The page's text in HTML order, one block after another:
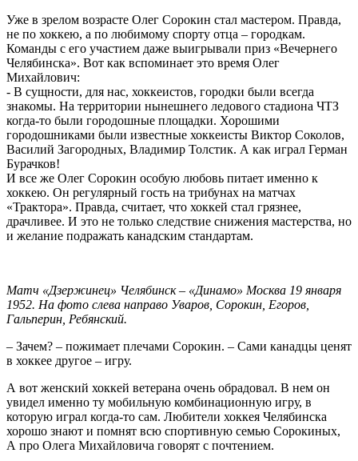
Уже в зрелом возрасте Олег Сорокин стал мастером. Правда,
не по хоккею, а по любимому спорту отца – городкам.
Команды с его участием даже выигрывали приз «Вечернего
Челябинска». Вот как вспоминает это время Олег
Михайлович:
- В сущности, для нас, хоккеистов, городки были всегда
знакомы. На территории нынешнего ледового стадиона ЧТЗ
когда-то были городошные площадки. Хорошими
городошниками были известные хоккеисты Виктор Соколов,
Василий Загородных, Владимир Толстик. А как играл Герман
Бурачков!
И все же Олег Сорокин особую любовь питает именно к
хоккею. Он регулярный гость на трибунах на матчах
«Трактора». Правда, считает, что хоккей стал грязнее,
драчливее. И это не только следствие снижения мастерства, но
и желание подражать канадским стандартам.
Матч «Дзержинец» Челябинск – «Динамо» Москва 19 января
1952. На фото слева направо Уваров, Сорокин, Егоров,
Гальперин, Ребянский.
– Зачем? – пожимает плечами Сорокин. – Сами канадцы ценят
в хоккее другое – игру.
А вот женский хоккей ветерана очень обрадовал. В нем он
увидел именно ту мобильную комбинационную игру, в
которую играл когда-то сам. Любители хоккея Челябинска
хорошо знают и помнят всю спортивную семью Сорокиных,
А про Олега Михайловича говорят с почтением.